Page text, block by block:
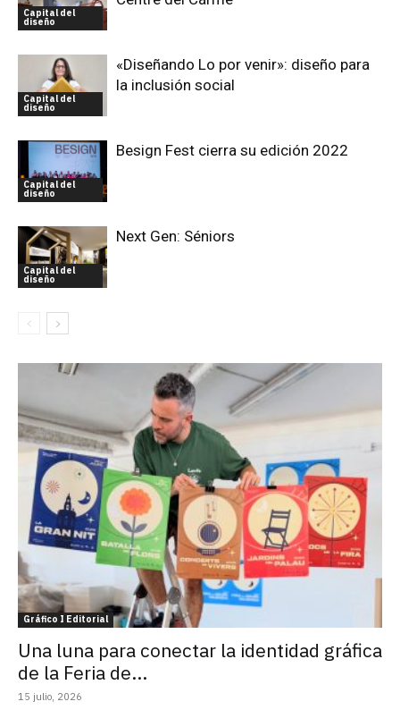
Capital del
diseño
Capital del
diseño
«Diseñando Lo por venir»: diseño para
la inclusión social
Capital del
diseño
Besign Fest cierra su edición 2022
Capital del
diseño
Next Gen: Séniors
Gráfico I Editorial
Una luna para conectar la identidad gráfica
de la Feria de...
15 julio, 2026